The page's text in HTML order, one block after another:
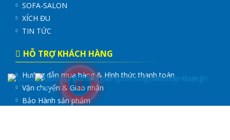
SOFA-SALON
XÍCH ĐU
TIN TỨC
HỖ TRỢ KHÁCH HÀNG
Hướng dẫn mua hàng & Hình thức thanh toán
Vận chuyển & Giao nhận
Bảo Hành sản phẩm